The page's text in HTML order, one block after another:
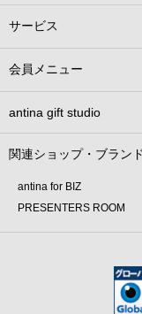
サービス
会員メニュー
antina gift studio
関連ショップ・ブランド
antina for BIZ
PRESENTERS ROOM